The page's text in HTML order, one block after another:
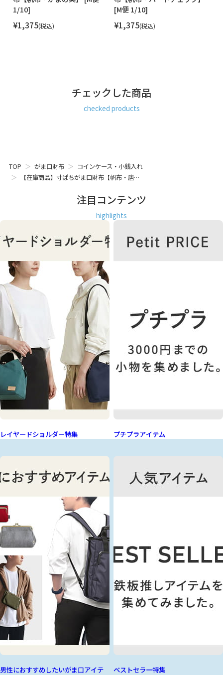
1/10]
¥1,375 税込
[M便 1/10]
¥1,375 税込
チェックした商品
checked products
TOP がま口財布
コインケース・小銭入れ
【在庫商品】寸ぱちがま口財布【帆布・唐…
注目コンテンツ
highlights
レイヤードショルダー特集 プチプラアイテム
男性におすすめしたいがま口アイテ
ベストセラー特集